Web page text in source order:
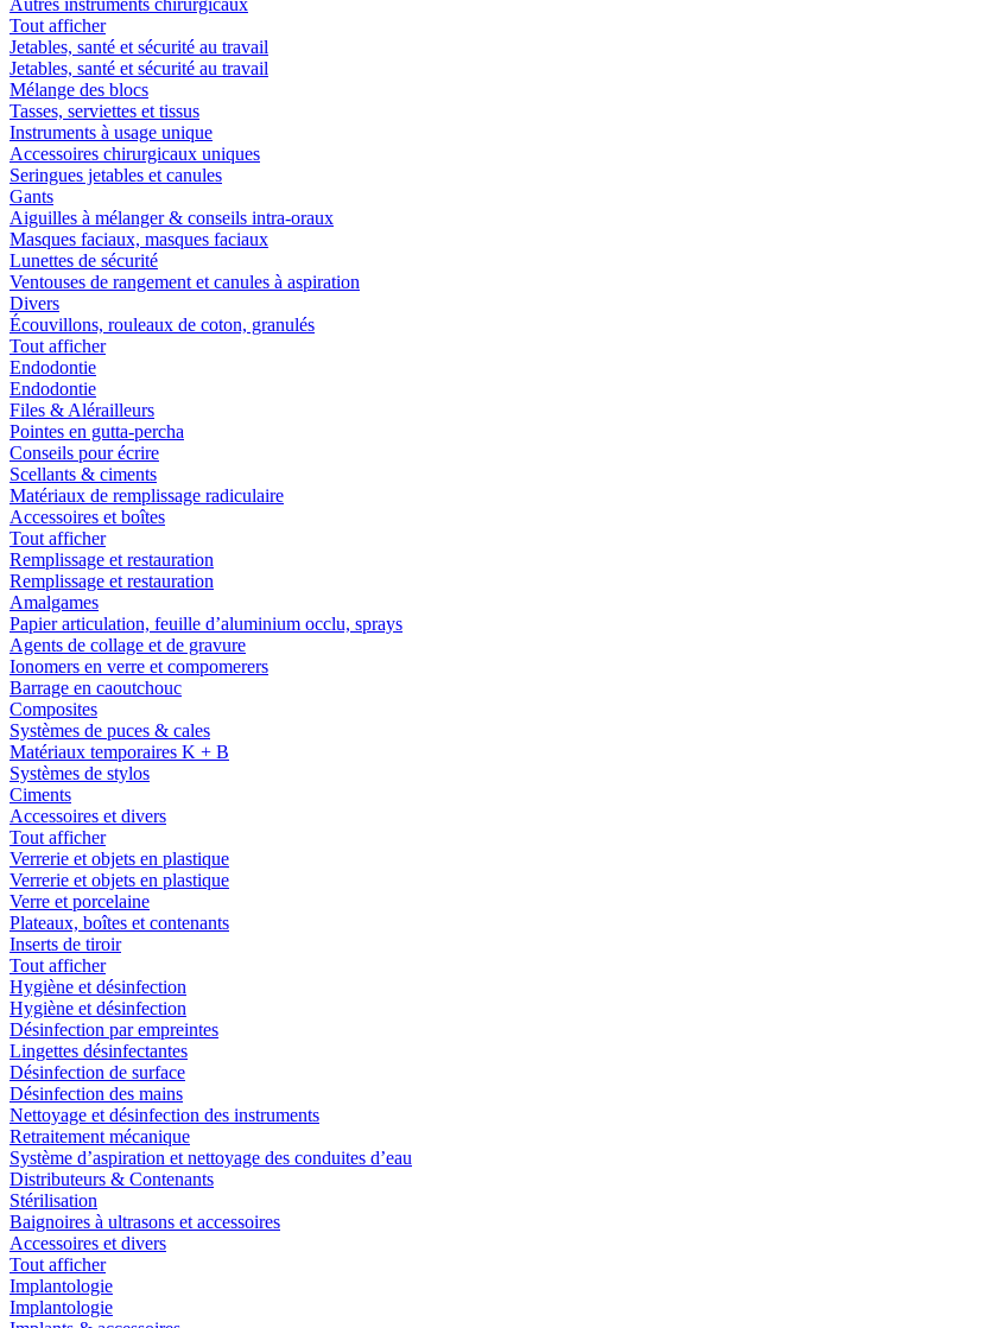
Autres instruments chirurgicaux
Tout afficher
Jetables, santé et sécurité au travail
Jetables, santé et sécurité au travail
Mélange des blocs
Tasses, serviettes et tissus
Instruments à usage unique
Accessoires chirurgicaux uniques
Seringues jetables et canules
Gants
Aiguilles à mélanger & conseils intra-oraux
Masques faciaux, masques faciaux
Lunettes de sécurité
Ventouses de rangement et canules à aspiration
Divers
Écouvillons, rouleaux de coton, granulés
Tout afficher
Endodontie
Endodontie
Files & Alérailleurs
Pointes en gutta-percha
Conseils pour écrire
Scellants & ciments
Matériaux de remplissage radiculaire
Accessoires et boîtes
Tout afficher
Remplissage et restauration
Remplissage et restauration
Amalgames
Papier articulation, feuille d’aluminium occlu, sprays
Agents de collage et de gravure
Ionomers en verre et compomerers
Barrage en caoutchouc
Composites
Systèmes de puces & cales
Matériaux temporaires K + B
Systèmes de stylos
Ciments
Accessoires et divers
Tout afficher
Verrerie et objets en plastique
Verrerie et objets en plastique
Verre et porcelaine
Plateaux, boîtes et contenants
Inserts de tiroir
Tout afficher
Hygiène et désinfection
Hygiène et désinfection
Désinfection par empreintes
Lingettes désinfectantes
Désinfection de surface
Désinfection des mains
Nettoyage et désinfection des instruments
Retraitement mécanique
Système d’aspiration et nettoyage des conduites d’eau
Distributeurs & Contenants
Stérilisation
Baignoires à ultrasons et accessoires
Accessoires et divers
Tout afficher
Implantologie
Implantologie